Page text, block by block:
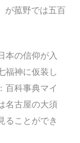
が菰野では五百
本の信仰が入
福神に仮装し
百科事典マイ
名古屋の大須
ることができ